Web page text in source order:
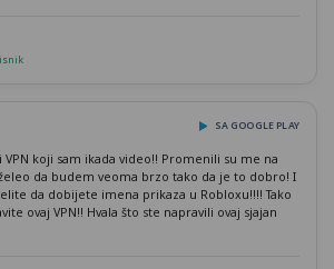
SA GOOGLE PLAY
koji sam ikada video!! Promenili su me na
da budem veoma brzo tako da je to dobro! I
da dobijete imena prikaza u Robloxu!!!! Tako
ovaj VPN!! Hvala što ste napravili ovaj sjajan